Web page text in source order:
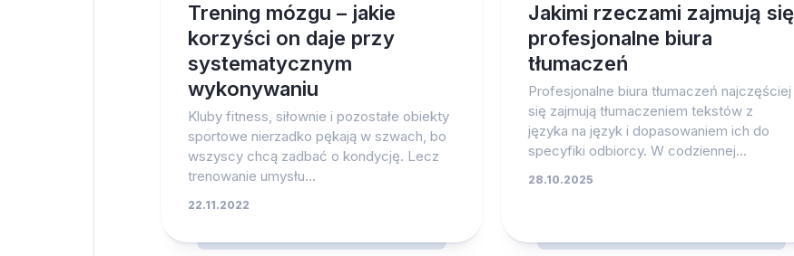
Trening mózgu – jakie
korzyści on daje przy
systematycznym
wykonywaniu
Kluby fitness, siłownie i pozostałe obiekty
sportowe nierzadko pękają w szwach, bo
wszyscy chcą zadbać o kondycję. Lecz
trenowanie umysłu...
22.11.2022
Jakimi rzeczami zajmują się
profesjonalne biura
tłumaczeń
Profesjonalne biura tłumaczeń najczęściej
się zajmują tłumaczeniem tekstów z
języka na język i dopasowaniem ich do
specyfiki odbiorcy. W codziennej...
28.10.2025